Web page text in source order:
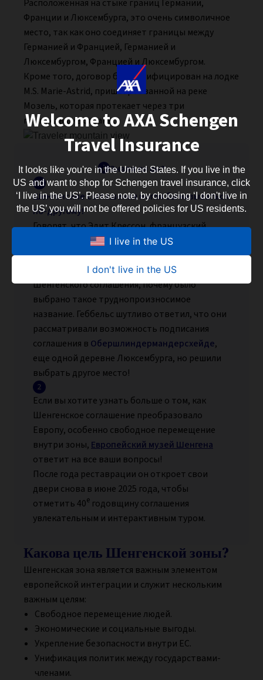
Welcome to AXA Schengen
Travel Insurance
It looks like you're in the United States. If you live in the
US and want to shop for Schengen travel insurance, click
‘I live in the US’. Please note, by choosing ‘I don't live in
the US’ you will not be offered policies for US residents.
I live in the US
I don't live in the US
Расположенная на стыке границ Германии,
Франции и Люксембурга, это очень символичное
место, так как оно соединяет границы между
Германией и Францией, Германией и
Люксембургом, Францией и Люксембургом.
Кроме того, договор был ратифицирован на лодке
M.S. Marie-Astrid, пришвартованной на реке
Мозель, которая протекает через три
подписавшие страны.
Знали ли вы?
Шенгенские соглашения могли бы называться
по-другому!
Говорят, что Эдит Крессон, французский
министр по европейским делам в то время
(май 1988 — октябрь 1990), спросила Робера
Геббельса, люксембургского подписанта
Шенгенского соглашения, почему было
выбрано такое труднопроизносимое
название. Геббельс шутливо ответил, что они
рассматривали возможность подписания
соглашения в Обершлиндермандерсхейде,
еще одной деревне Люксембурга, но решили
выбрать другое место!
Если вы хотите узнать больше о том, как
Шенгенское соглашение преобразовало
Европу, особенно свободное перемещение
внутри зоны, Европейский музей Шенгена
ответит на все ваши вопросы!
После года реставрации он откроет свои
двери снова в июне 2025 года, чтобы
отметить 40е годовщину соглашения
увлекательным и интерактивным туром.
Какова цель Шенгенской зоны?
Шенгенская зона является важным элементом
европейской интеграции и служит нескольким
важным целям:
Свободное перемещение людей.
Экономические и социальные выгоды.
Укрепление безопасности внутри ЕС.
Унификация политик между государствами-
членами.